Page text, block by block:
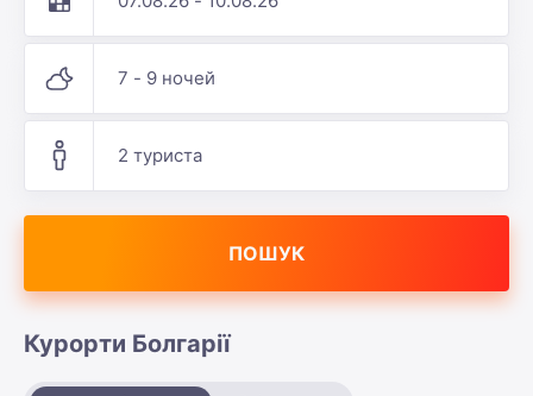
7 - 9 ночей
2 туриста
ПОШУК
Курорти Болгарії